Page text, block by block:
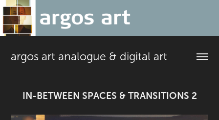
argos art analogue & digital art
IN-BETWEEN SPACES & TRANSITIONS 2